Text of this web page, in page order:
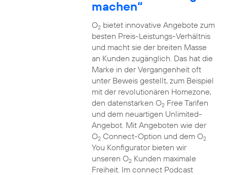
machen“
O2bietet innovative Angebote zum
besten Preis-Leistungs-Verhältnis
und macht sie der breiten Masse
an Kunden zugänglich. Das hat die
Marke in der Vergangenheit oft
unter Beweis gestellt, zum Beispiel
mit der revolutionären Homezone,
den datenstarken O2Free Tarifen
und dem neuartigen Unlimited-
Angebot. Mit Angeboten wie der
O2Connect-Option und dem O2
You Konfigurator bieten wir
unseren O2Kunden maximale
Freiheit. Im connect Podcast